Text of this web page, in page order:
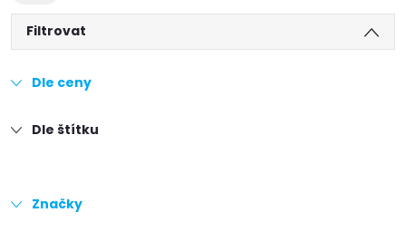
Filtrovat
Dle ceny
Dle štítku
Značky